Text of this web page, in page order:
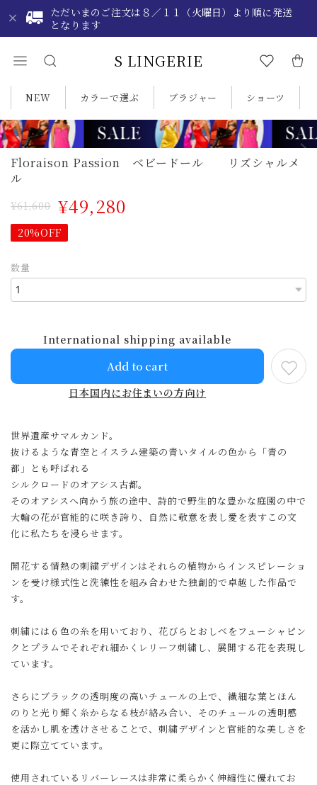
ただいまのご注文は８／１１（火曜日）より順に発送
となります
S LINGERIE
NEW カラーで選ぶ ブラジャー ショーツ
Floraison Passion ベビードール リズシャルメ
ル
¥61,600 ¥49,280
20%OFF
数量
International shipping available
Add to cart
日本国内にお住まいの方向け
世界遺産サマルカンド。
抜けるような青空とイスラム建築の青いタイルの色から「青の
都」とも呼ばれる
シルクロードのオアシス古都。
そのオアシスへ向かう旅の途中、詩的で野生的な豊かな庭園の中で
大輪の花が官能的に咲き誇り、自然に敬意を表し愛を表すこの文
化に私たちを浸らせます。
開花する情熱の刺繍デザインはそれらの植物からインスピレーショ
ンを受け様式性と洗練性を組み合わせた独創的で卓越した作品で
す。
刺繍には６色の糸を用いており、花びらとおしべをフューシャピン
クとプラムでそれぞれ細かくレリーフ刺繍し、展開する花を表現し
ています。
さらにブラックの透明度の高いチュールの上で、繊細な葉とほん
のりと光り輝く糸からなる枝が絡み合い、そのチュールの透明感
を活かし肌を透けさせることで、刺繍デザインと官能的な美しさを
更に際立てています。
使用されているリバーレースは非常に柔らかく伸縮性に優れてお